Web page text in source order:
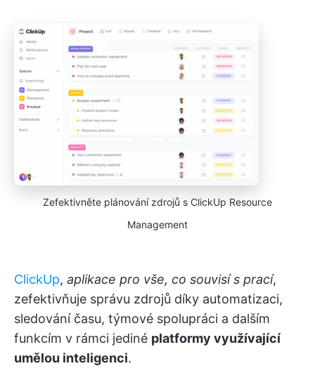
Zefektivněte plánování zdrojů s ClickUp Resource
Management
ClickUp, aplikace pro vše, co souvisí s prací,
zefektivňuje správu zdrojů díky automatizaci,
sledování času, týmové spolupráci a dalším
funkcím v rámci jediné platformy využívající
umělou inteligenci.